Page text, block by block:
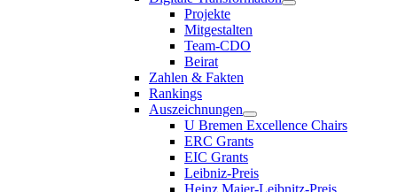
Projekte
Mitgestalten
Team-CDO
Beirat
Zahlen & Fakten
Rankings
Auszeichnungen
U Bremen Excellence Chairs
ERC Grants
EIC Grants
Leibniz-Preis
Heinz Maier-Leibnitz-Preis